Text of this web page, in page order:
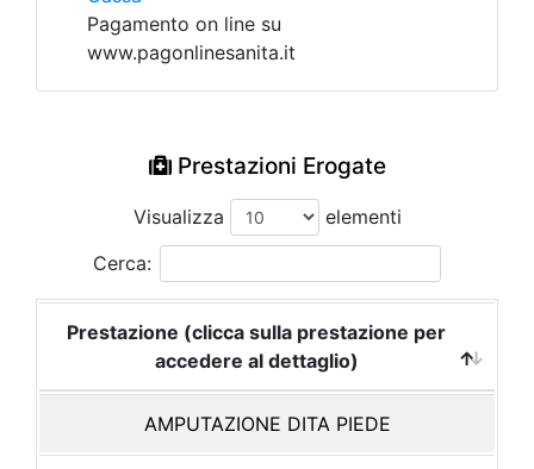
Pagamento on line su
www.pagonlinesanita.it
Prestazioni Erogate
Visualizza
elementi
Cerca:
Prestazione (clicca sulla prestazione per
accedere al dettaglio)
AMPUTAZIONE DITA PIEDE